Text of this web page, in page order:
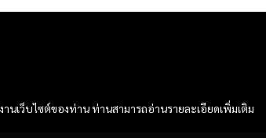
เว็บไซต์ของท่าน ท่านสามารถอ่านรายละเอียดเพิ่มเติม